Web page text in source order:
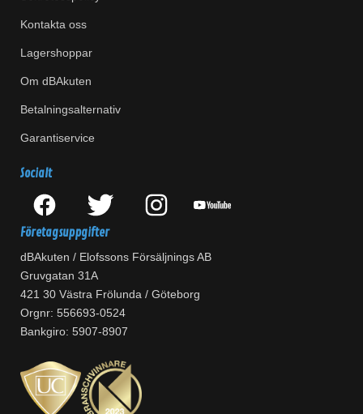
Kontakta oss
Lagershoppar
Om dBAkuten
Betalningsalternativ
Garantiservice
Socialt
Företagsuppgifter
dBAkuten / Elofssons Försäljnings AB
Gruvgatan 31A
421 30 Västra Frölunda / Göteborg
Orgnr: 556693-0524
Bankgiro: 5907-8907